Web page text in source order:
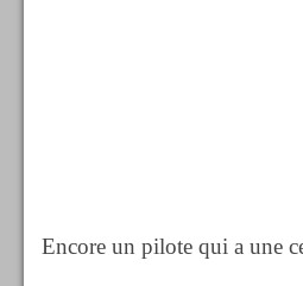
Encore un pilote qui a une